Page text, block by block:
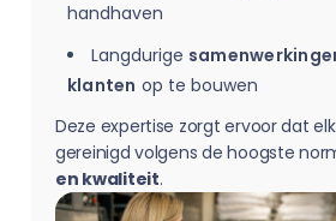
handhaven
Langdurige
klanten op te bouwen
Deze expertise zorgt ervoor dat
gereinigd volgens de hoogste
en kwaliteit.